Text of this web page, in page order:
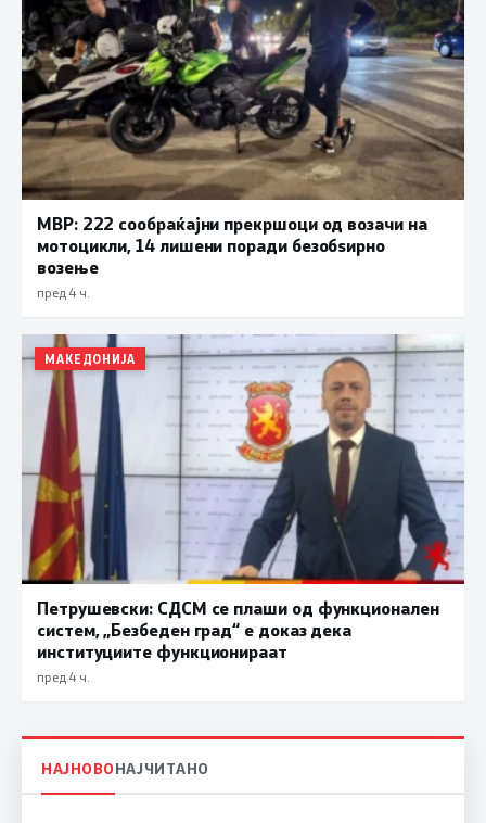
МВР: 222 сообраќајни прекршоци од возачи на
мотоцикли, 14 лишени поради безобѕирно
возење
пред 4 ч.
МАКЕДОНИЈА
Петрушевски: СДСМ се плаши од функционален
систем, „Безбеден град“ е доказ дека
институциите функционираат
пред 4 ч.
НАЈНОВОНАЈЧИТАНО